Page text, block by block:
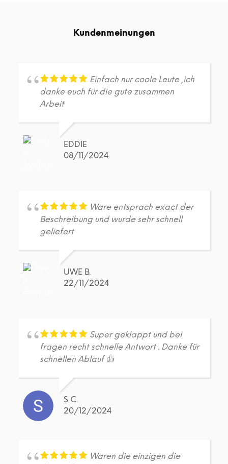
Optionen
Produktseite
gewählt
Kundenmeinungen
Einfach nur coole Leute ,ich
danke euch für die gute zusammen
Arbeit
EDDIE
08/11/2024
Ware entsprach exact der
Beschreibung und wurde sehr schnell
geliefert
UWE B.
22/11/2024
Super geklappt und bei
fragen recht schnelle Antwort . Danke für
schnellen Ablauf 👍
S C.
20/12/2024
Waren die einzigen die